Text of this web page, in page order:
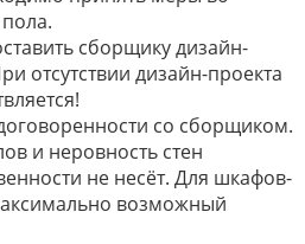
сборщику дизайн-
отсутствии дизайн-проекта
со сборщиком.
и неровность стен
не несёт. Для шкафов-
возможный